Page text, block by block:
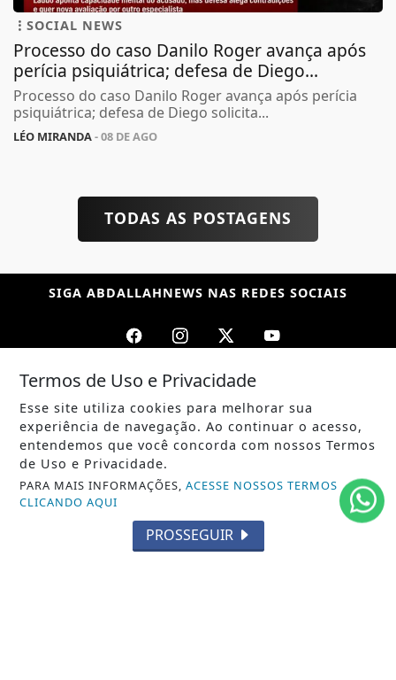
SOCIAL NEWS
Processo do caso Danilo Roger avança após
perícia psiquiátrica; defesa de Diego...
Processo do caso Danilo Roger avança após perícia
psiquiátrica; defesa de Diego solicita...
LÉO MIRANDA - 08 DE AGO
TODAS AS POSTAGENS
SIGA ABDALLAHNEWS NAS REDES SOCIAIS
/ NOTÍCIAS
POLÍTICA
MUNDO
ENTRETENIMENTO
Termos de Uso e Privacidade
Esse site utiliza cookies para melhorar sua
experiência de navegação. Ao continuar o acesso,
entendemos que você concorda com nossos Termos
de Uso e Privacidade.
PARA MAIS INFORMAÇÕES,ACESSE NOSSOS TERMOS
CLICANDO AQUI
PROSSEGUIR